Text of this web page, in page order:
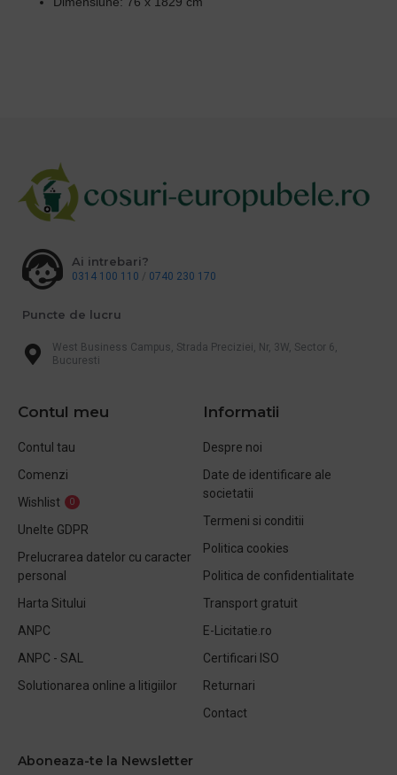
Ai intrebari?
0314 100 110 / 0740 230 170
Puncte de lucru
West Business Campus, Strada Preciziei, Nr, 3W, Sector 6,
Bucuresti
Contul meu
Contul tau
Comenzi
Wishlist
0
Unelte GDPR
Prelucrarea datelor cu caracter
personal
Harta Sitului
ANPC
ANPC - SAL
Solutionarea online a litigiilor
Informatii
Despre noi
Date de identificare ale
societatii
Termeni si conditii
Politica cookies
Politica de confidentialitate
Transport gratuit
E-Licitatie.ro
Certificari ISO
Returnari
Contact
Aboneaza-te la Newsletter